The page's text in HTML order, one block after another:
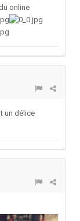
online
un délice